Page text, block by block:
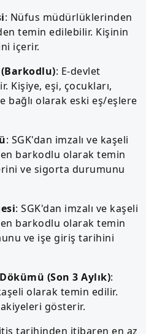
: Nüfus müdürlüklerinden
temin edilebilir. Kişinin
içerir.
: E-devlet
Kişiye, eşi, çocukları,
bağlı olarak eski eş/eşlere
: SGK'dan imzalı ve kaşeli
barkodlu olarak temin
ve sigorta durumunu
: SGK'dan imzalı ve kaşeli
barkodlu olarak temin
ve işe giriş tarihini
(Son 3 Aylık):
olarak temin edilir.
gösterir.
tarihinden itibaren en az